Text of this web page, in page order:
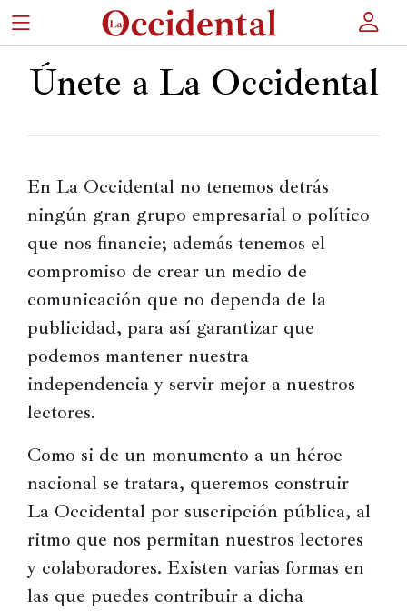
×
Portada
Actualidad
Cultura
Entretenimiento
Autores
Revista
Actualidad
Iberoamérica
Resto
de
Occidente
Únete a La Occidental
En La Occidental no tenemos detrás
ningún gran grupo empresarial o político
que nos financie; además tenemos el
compromiso de crear un medio de
comunicación que no dependa de la
publicidad, para así garantizar que
podemos mantener nuestra
independencia y servir mejor a nuestros
lectores.
Como si de un monumento a un héroe
nacional se tratara, queremos construir
La Occidental por suscripción pública, al
ritmo que nos permitan nuestros lectores
y colaboradores. Existen varias formas en
las que puedes contribuir a dicha